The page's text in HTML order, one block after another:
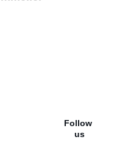
Follow
us